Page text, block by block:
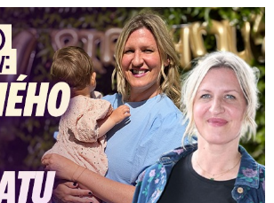
dcery: Z dárce spermatu pravý táta